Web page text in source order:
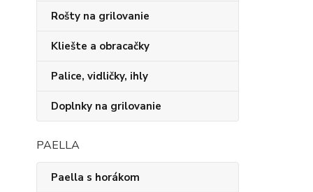
Rošty na grilovanie
Kliešte a obracačky
Palice, vidličky, ihly
Doplnky na grilovanie
PAELLA
Paella s horákom